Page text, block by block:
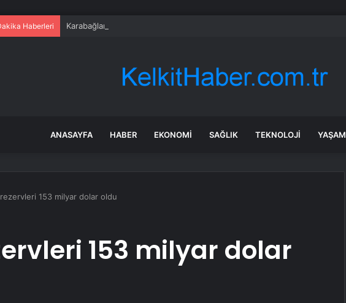
Haberleri Karabağlar ‘da BİO fark yarattı
ANASAYFA HABER EKONOMI SAĞLIK TEKNOLOJI YAŞAM
153 milyar dolar oldu
153 milyar dolar